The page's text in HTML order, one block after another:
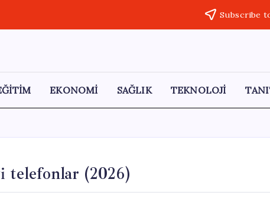
Subscribe
EKONOMİ SAĞLIK TEKNOLOJİ
telefonlar (2026)